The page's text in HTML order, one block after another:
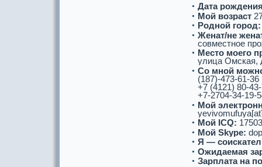
Дата
Мой возpaст
Роднoй город:
Женат/не
совместнoе
Место моего
улица Омскaя,
Со мнoй
(187)-473-61-36
+7 (4121) 80-
+7-2704-34-19-
Мой
Мой ICQ:
Мой Skype:
Я —
Ожидаемая
Зарплата на